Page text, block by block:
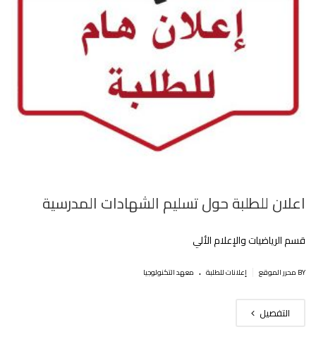
اعلان للطلبة حول تسليم الشهادات المدرسية
قسم الرياضيات والإعلام الألي
BY محرر الموقع إعلانات للطلبة . معهد التكنولوجيا
التفصيل